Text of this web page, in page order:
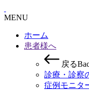
MENU
ホーム
患者様へ
戻るBa
診療・診察
症例モニタ